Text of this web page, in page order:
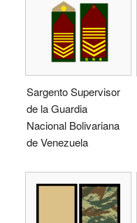
Sargento Supervisor
de la Guardia
Nacional Bolivariana
de Venezuela